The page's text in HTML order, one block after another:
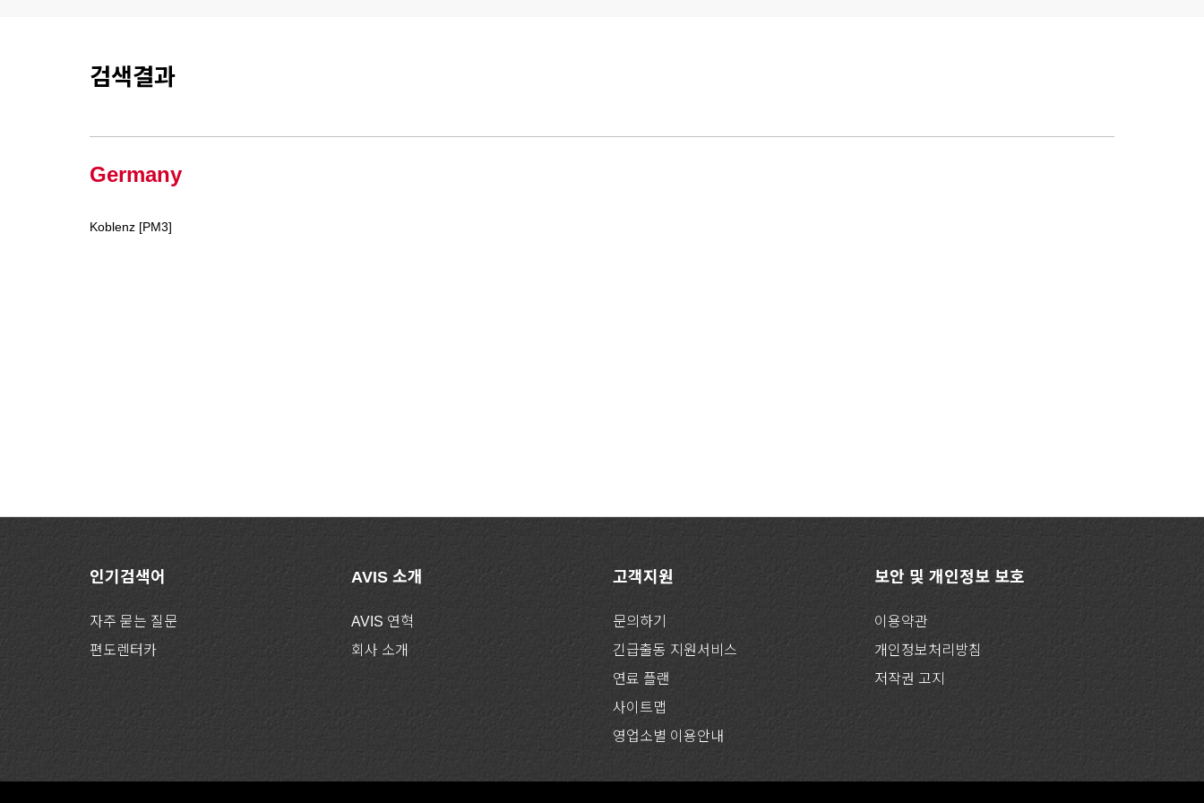
검색결과
Germany
Koblenz [PM3]
인기검색어
자주 묻는 질문
편도렌터카
AVIS 소개
AVIS 연혁
회사 소개
고객지원
문의하기
긴급출동 지원서비스
연료 플랜
사이트맵
영업소별 이용안내
보안 및 개인정보 보호
이용약관
개인정보처리방침
저작권 고지